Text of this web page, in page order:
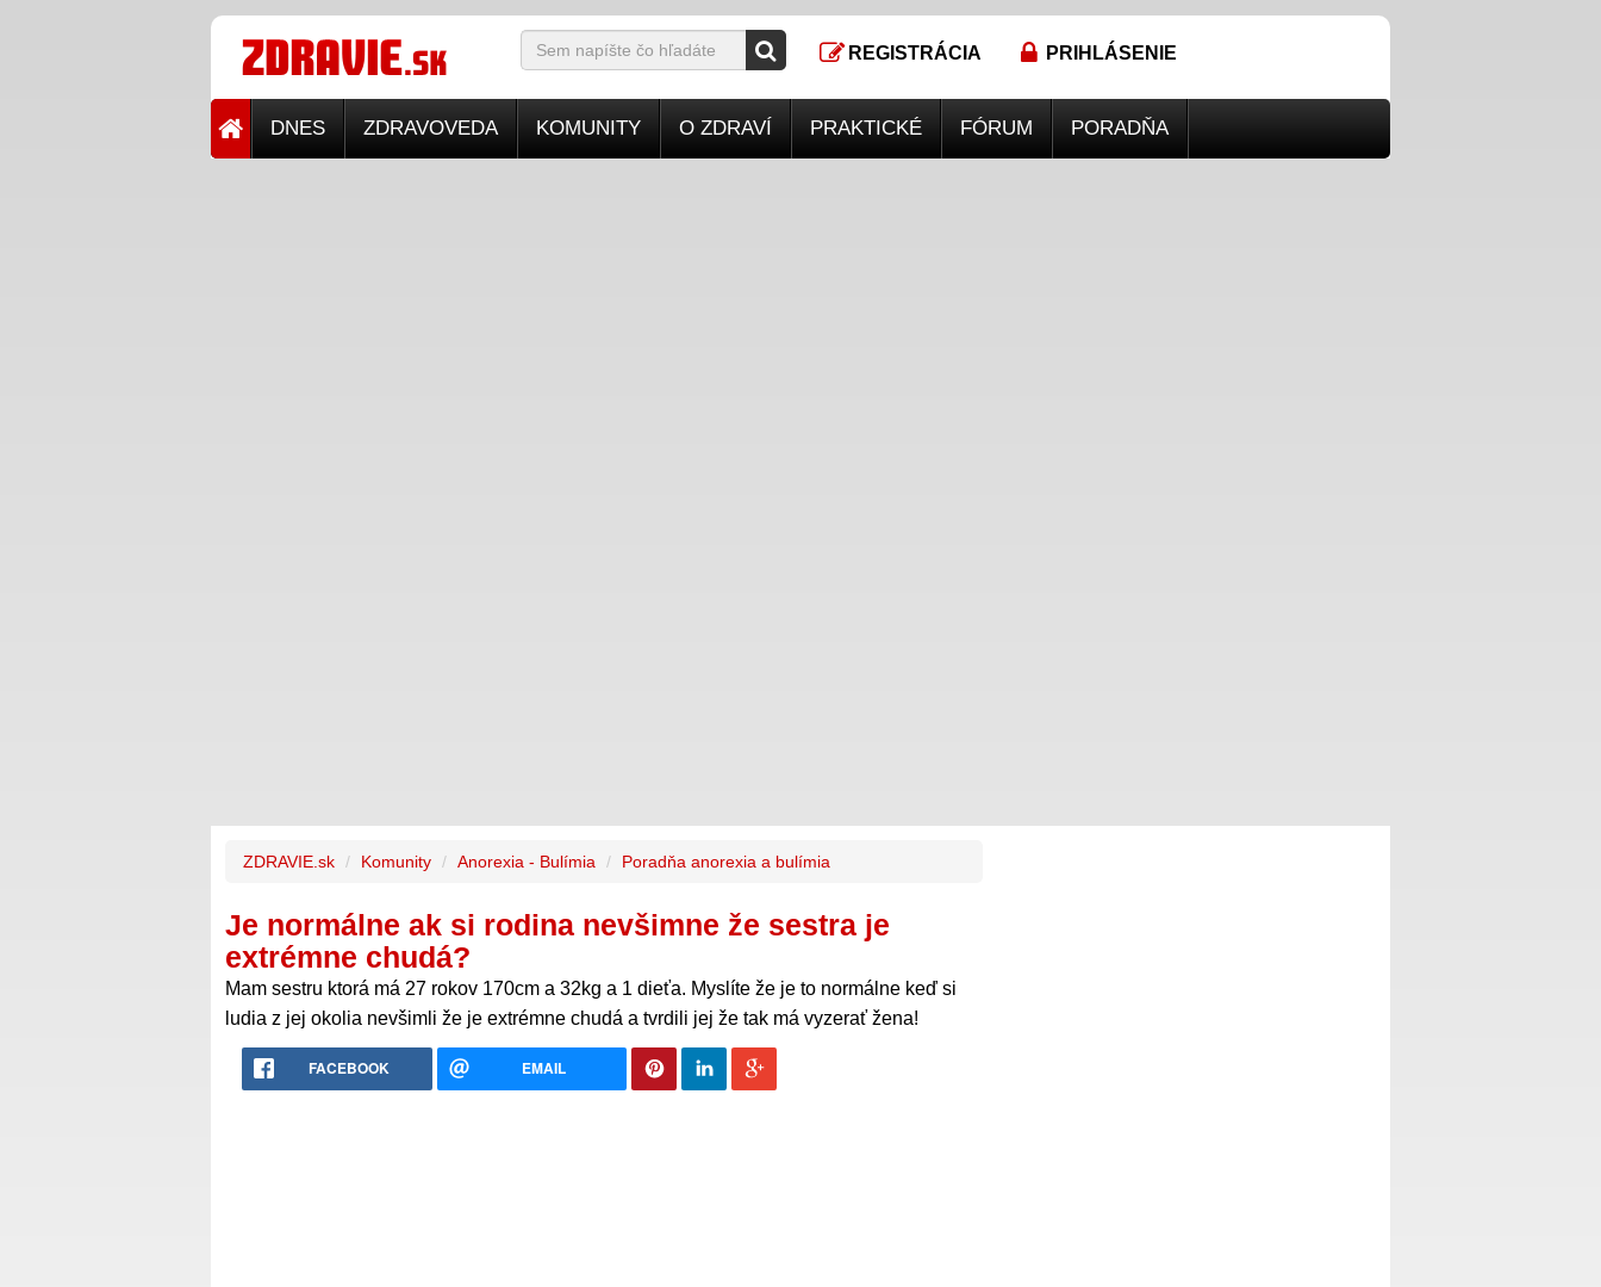
REGISTRÁCIA PRIHLÁSENIE
DNES ZDRAVOVEDA KOMUNITY O ZDRAVÍ PRAKTICKÉ FÓRUM PORADŇA
ZDRAVIE.sk Komunity Anorexia - Bulímia Poradňa anorexia a bulímia
Je normálne ak si rodina nevšimne že sestra je
extrémne chudá?
Mam sestru ktorá má 27 rokov 170cm a 32kg a 1 dieťa. Myslíte že je to normálne keď si
ludia z jej okolia nevšimli že je extrémne chudá a tvrdili jej že tak má vyzerať žena!
FACEBOOK EMAIL